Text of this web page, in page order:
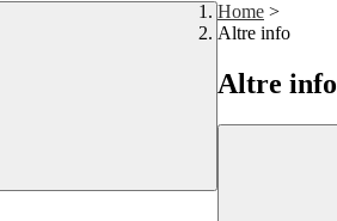
Home >
Altre info
Altre info